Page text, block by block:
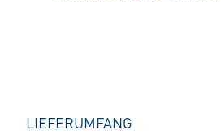
LIEFERUMFANG